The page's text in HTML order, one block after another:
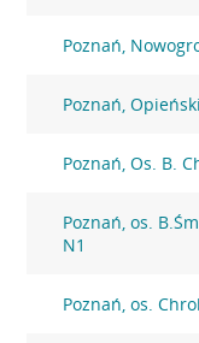
Poznań,
Poznań,
Poznań, Os. B.
Poznań, os.
N1
Poznań, os.